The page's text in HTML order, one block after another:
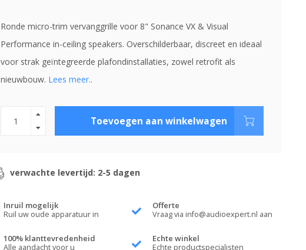
Ronde micro-trim vervanggrille voor 8" Sonance VX & Visual
Performance in-ceiling speakers. Overschilderbaar, discreet en ideaal
voor strak geïntegreerde plafondinstallaties, zowel retrofit als
nieuwbouw. Lees meer..
Toevoegen aan winkelwagen
verwachte levertijd: 2-5 dagen
Inruil mogelijk
Ruil uw oude apparatuur in
Offerte
Vraag via info@audioexpert.nl aan
100% klanttevredenheid
Alle aandacht voor u
Echte winkel
Echte productspecialisten